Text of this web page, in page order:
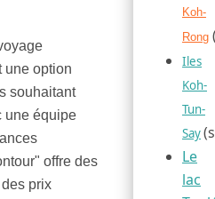
une option
souhaitant
une équipe
offre des
prix
Koh-
Rong
Iles
Koh-
Tun-
Say
Le
lac